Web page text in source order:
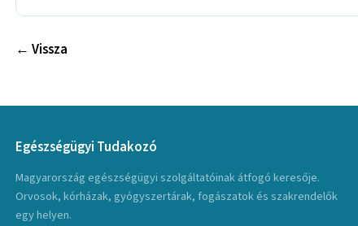
← Vissza
Egészségügyi Tudakozó
Magyarország egészségügyi szolgáltatóinak átfogó keresője.
Orvosok, kórházak, gyógyszertárak, fogászatok és szakrendelők
egy helyen.